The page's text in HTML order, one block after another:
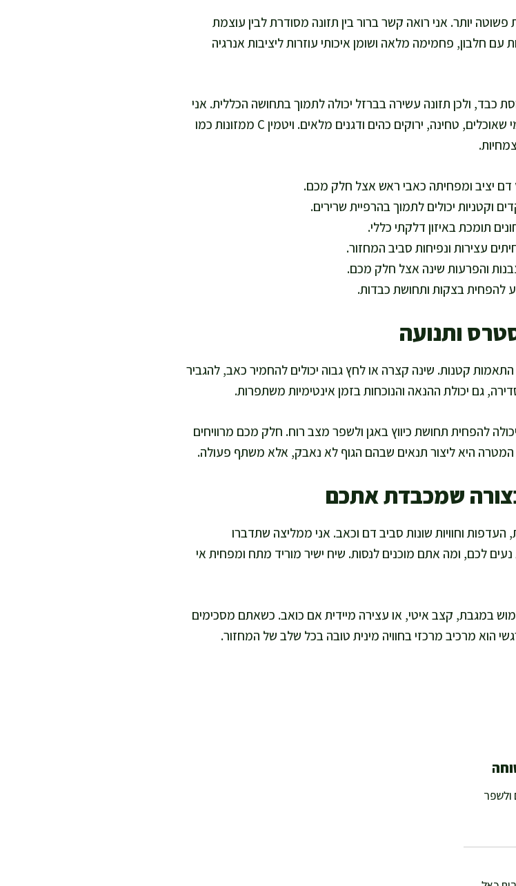
יותר. אני רואה קשר ברור בין תזונה מסודרת לבין עוצמת
עם חלבון, פחמימה מלאה ושומן איכותי עוזרות ליציבות אנרגיה
כבד, ולכן תזונה עשירה בברזל יכולה לתמוך בתחושה הכללית. אני
מציעה שתשלבו מזונות כמו קטניות, בשר רזה למי שאוכלים, טחינה, ירוקים כהים ודגנים מלאים. ויטמין C ממזונות כמו
יציב ומפחיתה כאבי ראש אצל חלק מכם.
וקטניות יכולים לתמוך בהרפיית שרירים.
עצירות ונפיחות סביב המחזור.
והפרעות שינה אצל חלק מכם.
להפחית בצקות ותחושת כבדות.
ותנועה
קטנות. שינה קצרה או לחץ גבוה יכולים להחמיר כאב, להגביר
גם יכולת ההנאה והנוכחות בזמן אינטימיות משתפרות.
להפחית תחושת כיווץ באגן ולשפר מצב רוח. חלק מכם מרוויחים
היא ליצור תנאים שבהם הגוף לא נאבק, אלא משתף פעולה.
שמכבדת אתכם
העדפות וחוויות שונות סביב דם וכאב. אני ממליצה שתדברו
לכם, ומה אתם מוכנים לנסות. שיח ישיר מוריד מתח ומפחית אי
במגבת, קצב איטי, או עצירה מיידית אם כואב. כשאתם מסכימים
הוא מרכיב מרכזי בחוויה מינית טובה בכל שלב של המחזור.
ולשפר